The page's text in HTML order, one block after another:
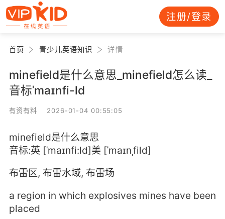
注册/登录
首页 青少儿英语知识 详情
minefield是什么意思_minefield怎么读_
音标ˈmaɪnfi-ld
有资有料 2026-01-04 00:55:05
minefield是什么意思
音标:英 [ˈmaɪnfi:ld]美 [ˈmaɪnˌfild]
布雷区, 布雷水域, 布雷场
a region in which explosives mines have been
placed